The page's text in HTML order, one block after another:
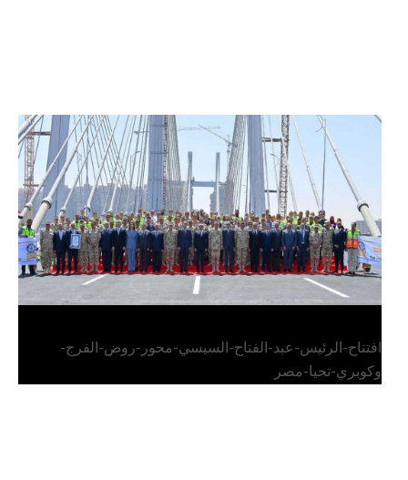
الرئيس عبد الفتاح السيسي يفتتح محور روض الفرج
وكوبري تحيا مصر
افتتاح-الرئيس-عبد-الفتاح-السيسي-محور-روض-الفرج-
وكوبري-تحيا-مصر